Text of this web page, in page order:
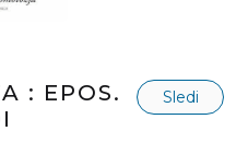
: EPOS.
Sledi